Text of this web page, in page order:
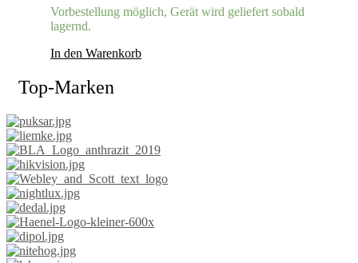
Vorbestellung möglich, Gerät wird geliefert sobald
lagernd.
In den Warenkorb
Top-Marken